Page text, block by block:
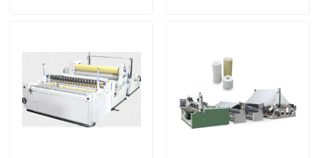
Prodotti
Su di noi